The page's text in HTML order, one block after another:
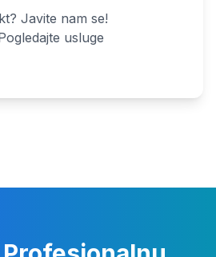
Javite nam se!
usluge